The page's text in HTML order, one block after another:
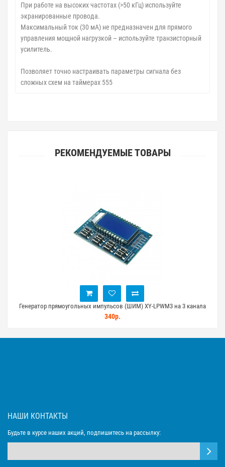
При работе на высоких частотах (>50 кГц) используйте
экранированные провода.
Максимальный ток (30 мА) не предназначен для прямого
управления мощной нагрузкой – используйте транзисторный
усилитель.
Позволяет точно настраивать параметры сигнала без
сложных схем на таймерах 555
РЕКОМЕНДУЕМЫЕ ТОВАРЫ
Генератор прямоугольных импульсов (ШИМ) XY-LPWM3 на 3 канала
340р.
НАШИ КОНТАКТЫ
Будьте в курсе наших акций, подпишитесь на рассылку: